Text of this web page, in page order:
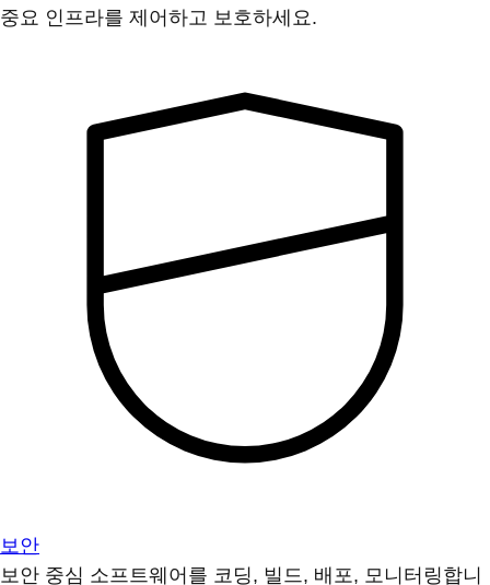
중요 인프라를 제어하고 보호하세요.
보안
보안 중심 소프트웨어를 코딩, 빌드, 배포, 모니터링합니